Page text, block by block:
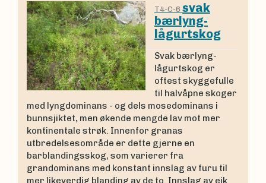
T4-C-6 svak
bærlyng-
lågurtskog
Svak bærlyng-
lågurtskog er
oftest skyggefulle
til halvåpne skoger
med lyngdominans - og dels mosedominans i
bunnsjiktet, men økende mengde lav mot mer
kontinentale strøk. Innenfor granas
utbredelsesområde er dette gjerne en
barblandingsskog, som varierer fra
grandominans med konstant innslag av furu til
mer likeverdig blanding av de to. Innslag av eik